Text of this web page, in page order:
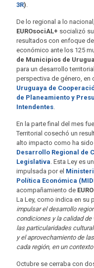
3R)
De lo regional a lo
EUROsociAL+ socializó
resultados con enfoque
económico ante los 125
de Municipios de
para un desarrollo
perspectiva de género, en
Uruguaya de
de Planeamiento y
Intendentes
En la parte final del mes
Territorial cosechó un
alto impacto como ha
Desarrollo Regional de
Legislativa . Esta Ley es
impulsada por el
Política Económica
acompañamiento de
La Ley, como indica en su
impulsar el desarrollo
condiciones y la calidad
las particularidades
y el aprovechamiento de
cada región, en un
Octubre se cerraba con